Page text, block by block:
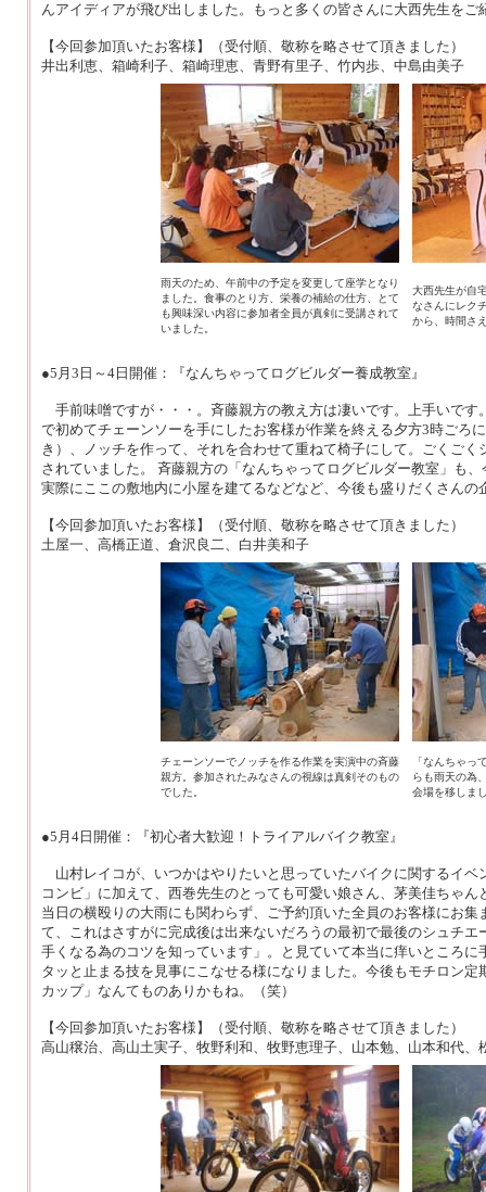
んアイディアが飛び出しました。もっと多くの皆さんに大西先生を
【今回参加頂いたお客様】（受付順、敬称を略させて頂きました）
井出利恵、箱崎利子、箱崎理恵、青野有里子、竹内歩、中島由美子
雨天のため、午前中の予定を変更して座学となり
ました。食事のとり方、栄養の補給の仕方、とて
も興味深い内容に参加者全員が真剣に受講されて
いました。
大西先生が自
なさんにレク
から、時間さ
●5月3日～4日開催：『なんちゃってログビルダー養成教室』
手前味噌ですが・・・。斉藤親方の教え方は凄いです。上手いで
で初めてチェーンソーを手にしたお客様が作業を終える夕方3時ごろ
き）、ノッチを作って、それを合わせて重ねて椅子にして。ごくご
されていました。 斉藤親方の「なんちゃってログビルダー教室」も
実際にここの敷地内に小屋を建てるなどなど、今後も盛りだくさんの
【今回参加頂いたお客様】（受付順、敬称を略させて頂きました）
土屋一、高橋正道、倉沢良二、白井美和子
チェーンソーでノッチを作る作業を実演中の斉藤
親方。参加されたみなさんの視線は真剣そのもの
でした。
「なんちゃっ
らも雨天の為
会場を移しま
●5月4日開催：『初心者大歓迎！トライアルバイク教室』
山村レイコが、いつかはやりたいと思っていたバイクに関するイ
コンビ」に加えて、西巻先生のとっても可愛い娘さん、茅美佳ちゃ
当日の横殴りの大雨にも関わらず、ご予約頂いた全員のお客様にお
て、これはさすがに完成後は出来ないだろうの最初で最後のシュチ
手くなる為のコツを知っています」。と見ていて本当に痒いところ
タッと止まる技を見事にこなせる様になりました。今後もモチロン
カップ」なんてものありかもね。（笑）
【今回参加頂いたお客様】（受付順、敬称を略させて頂きました）
高山穣治、高山土実子、牧野利和、牧野恵理子、山本勉、山本和代、